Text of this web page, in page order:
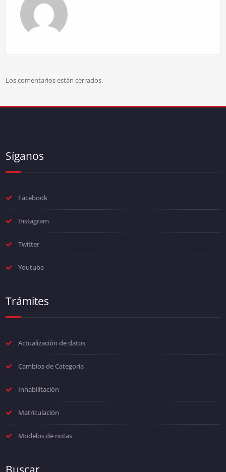
Los comentarios están cerrados.
Síganos
Facebook
Instagram
Twitter
Youtube
Trámites
Actualización de datos
Cambios de Categoría
Inhabilitación
Matriculación
Modelos de notas